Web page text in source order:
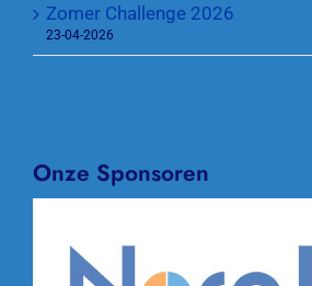
Zomer Challenge 2026
23-04-2026
Onze Sponsoren